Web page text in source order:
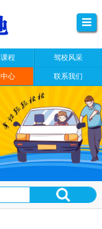
程 驾校风采
心 联系我们